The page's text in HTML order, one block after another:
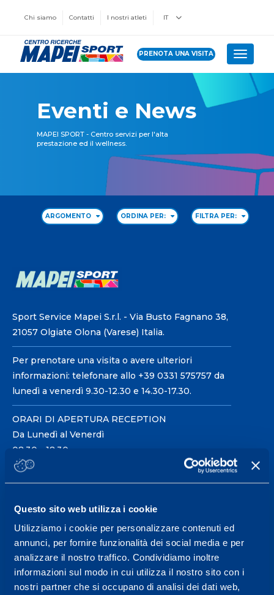
Questo sito web utilizza i cookie
Utilizziamo i cookie per personalizzare contenuti ed
annunci, per fornire funzionalità dei social media e per
analizzare il nostro traffico. Condividiamo inoltre
informazioni sul modo in cui utilizza il nostro sito con i
nostri partner che si occupano di analisi dei dati web,
Chi siamo Contatti I nostri atleti IT
PRENOTA UNA VISITA Toggle
Eventi e News
MAPEI SPORT - Centro servizi per l'alta
prestazione ed il wellness.
ARGOMENTO ORDINA PER: FILTRA PER:
Sport Service Mapei S.r.l. - Via Busto Fagnano 38,
21057 Olgiate Olona (Varese) Italia.
Per prenotare una visita o avere ulteriori
informazioni: telefonare allo +39 0331 575757 da
lunedì a venerdì 9.30-12.30 e 14.30-17.30.
ORARI DI APERTURA RECEPTION
Da Lunedì al Venerdì
08.30 - 18.30
Centro servizi per l'alta
prestazione ed il
wellness.
Maggiori informazioni